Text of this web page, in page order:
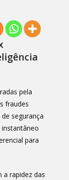
pela
fraudes
segurança
para
a rapidez das